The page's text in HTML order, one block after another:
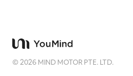
©2026 MIND MOTOR PTE. LTD.